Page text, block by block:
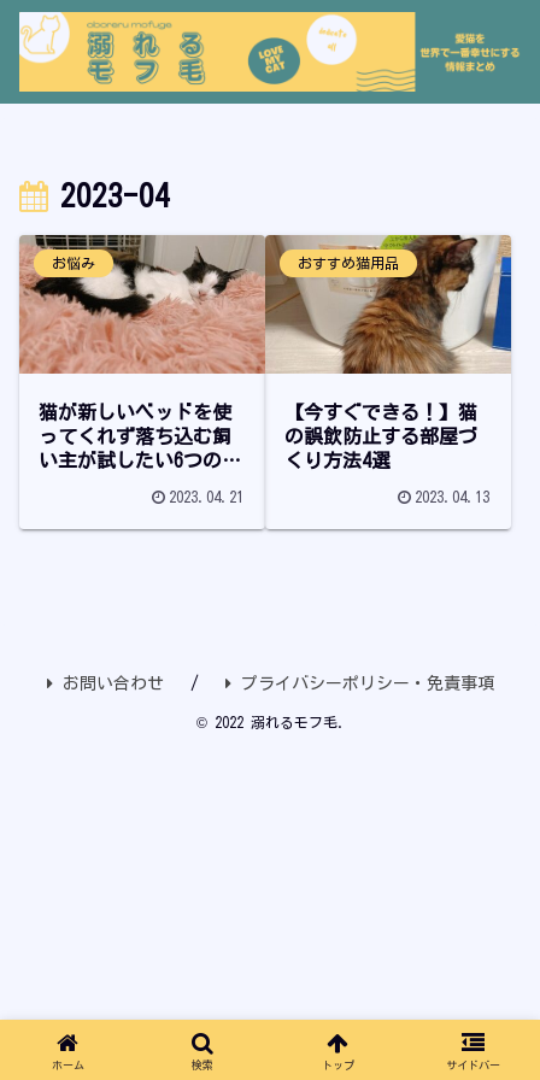
2023-04
お悩み
猫が新しいベッドを使
ってくれず落ち込む飼
い主が試したい6つのこ
2023.04.21
おすすめ猫用品
【今すぐできる！】猫
の誤飲防止する部屋づ
くり方法4選
2023.04.13
お問い合わせ プライバシーポリシー・免責事項
© 2022 溺れるモフ毛.
ホーム 検索 トップ サイドバー